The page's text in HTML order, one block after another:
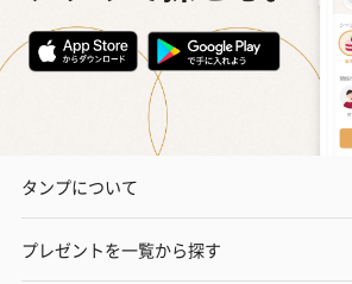
タンプについて
プレゼントを一覧から探す